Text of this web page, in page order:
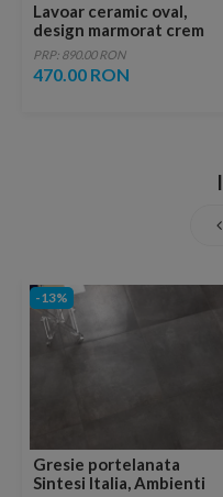
Lavoar ceramic oval,
design marmorat crem
lucios cu vene aurii,
ventil inclus
PRP: 890.00 RON
470.00 RON
-13%
Gresie portelanata
Sintesi Italia, Ambienti